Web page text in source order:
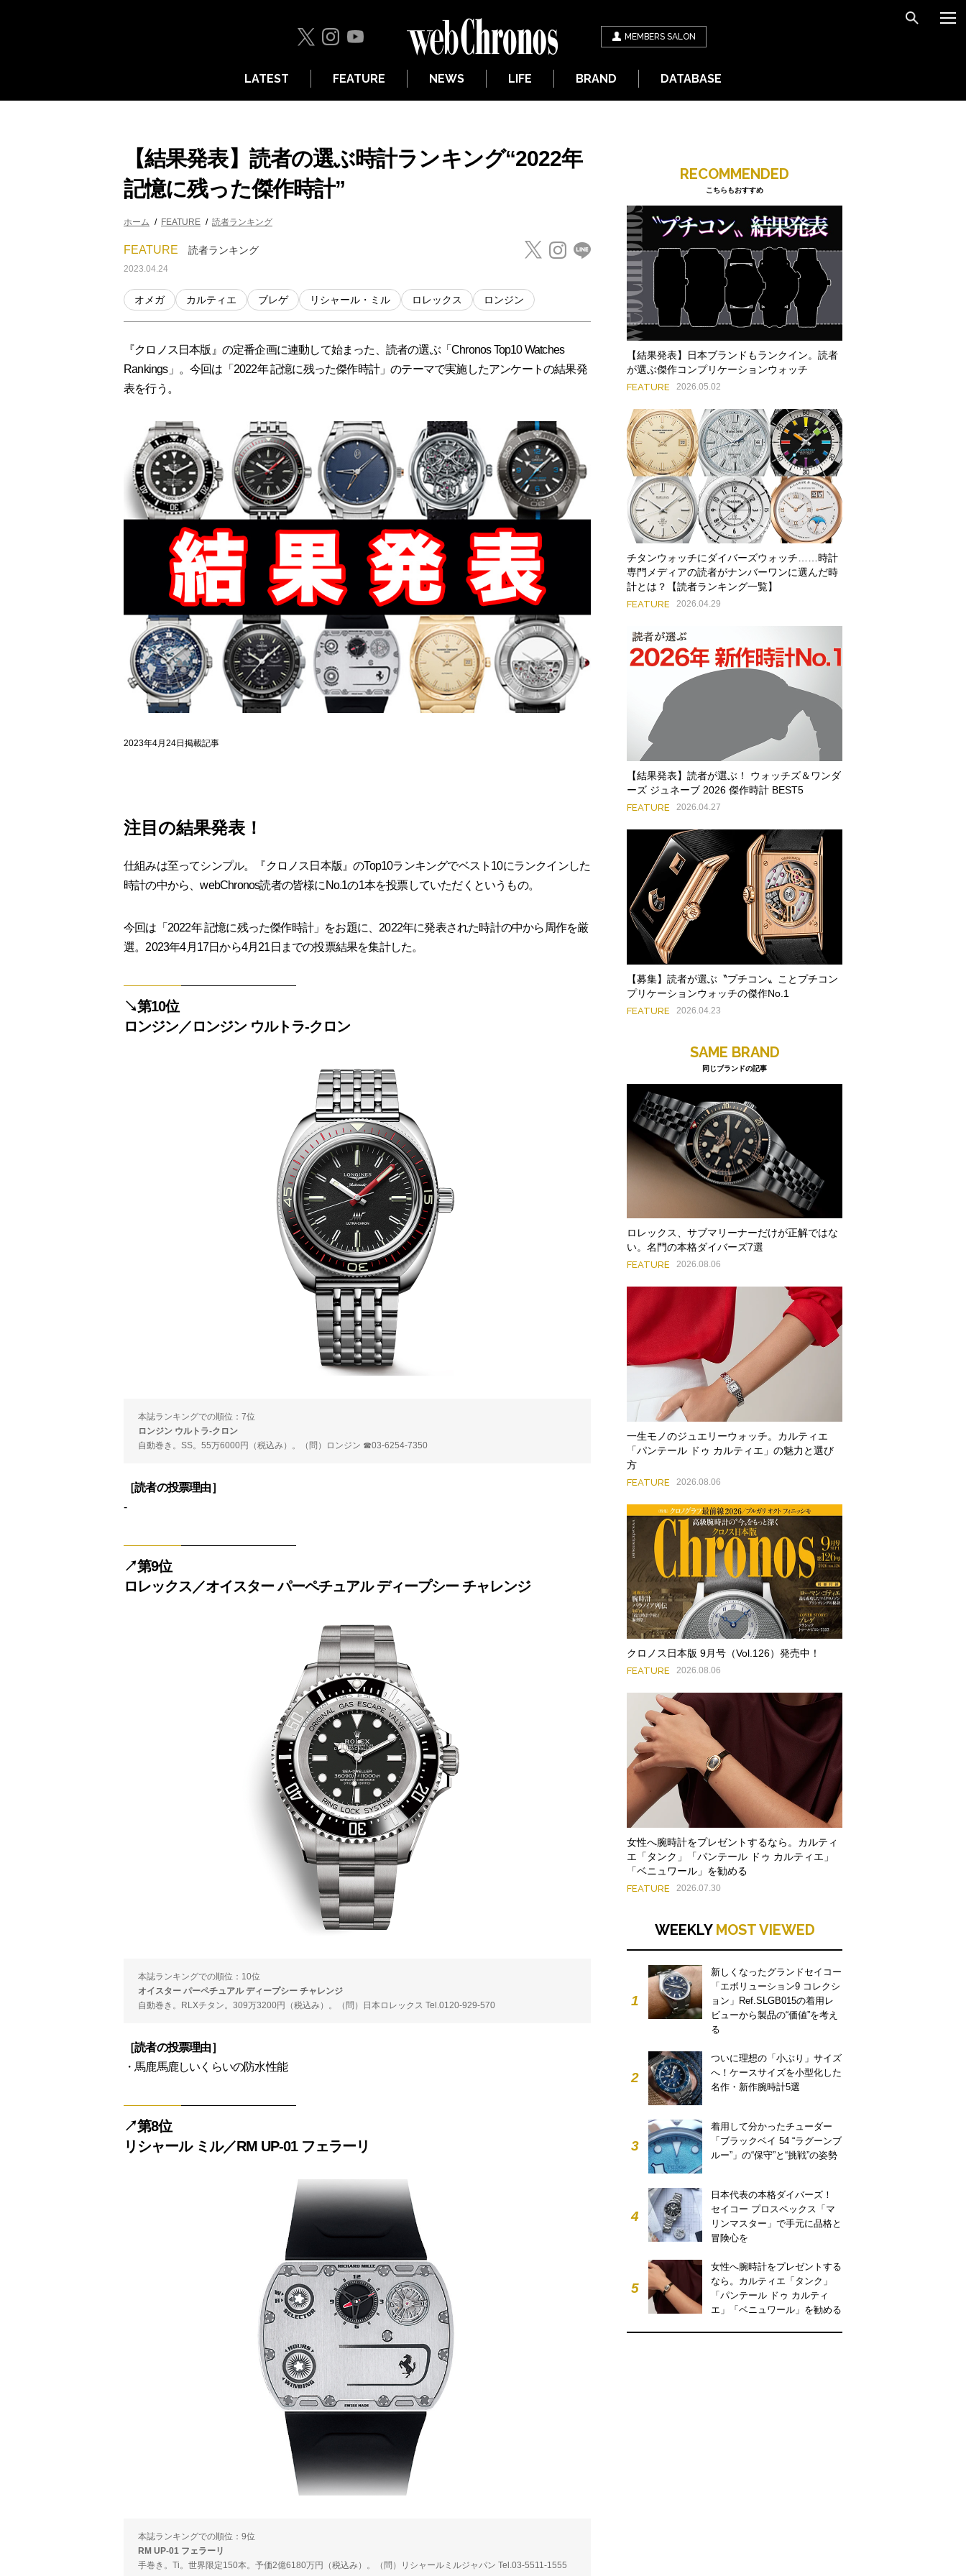
MEMBERS SALON
LATEST FEATURE NEWS LIFE BRAND DATABASE
【結果発表】読者の選ぶ時計ランキング“2022年
記憶に残った傑作時計”
ホーム FEATURE 読者ランキング
FEATURE 読者ランキング
2023.04.24
オメガ カルティエ ブレゲ リシャール・ミル ロレックス ロンジン
『クロノス日本版』の定番企画に連動して始まった、読者の選ぶ「Chronos Top10 Watches
Rankings」。今回は「2022年 記憶に残った傑作時計」のテーマで実施したアンケートの結果発
表を行う。
2023年4月24日掲載記事
注目の結果発表！
仕組みは至ってシンプル。『クロノス日本版』のTop10ランキングでベスト10にランクインした
時計の中から、webChronos読者の皆様にNo.1の1本を投票していただくというもの。
今回は「2022年 記憶に残った傑作時計」をお題に、2022年に発表された時計の中から周作を厳
選。2023年4月17日から4月21日までの投票結果を集計した。
↘︎第10位
ロンジン／ロンジン ウルトラ‐クロン
本誌ランキングでの順位：7位
ロンジン ウルトラ-クロン
自動巻き。SS。55万6000円（税込み）。（問）ロンジン ☎03-6254-7350
［読者の投票理由］
-
↗︎第9位
ロレックス／オイスター パーペチュアル ディープシー チャレンジ
本誌ランキングでの順位：10位
オイスター パーペチュアル ディープシー チャレンジ
自動巻き。RLXチタン。309万3200円（税込み）。（問）日本ロレックス Tel.0120-929-570
［読者の投票理由］
・馬鹿馬鹿しいくらいの防水性能
↗︎第8位
リシャール ミル／RM UP-01 フェラーリ
本誌ランキングでの順位：9位
RM UP-01 フェラーリ
手巻き。Ti。世界限定150本。予価2億6180万円（税込み）。（問）リシャールミルジャパン Tel.03-5511-1555
RECOMMENDED
こちらもおすすめ
【結果発表】日本ブランドもランクイン。読者
が選ぶ傑作コンプリケーションウォッチ
FEATURE 2026.05.02
チタンウォッチにダイバーズウォッチ……時計
専門メディアの読者がナンバーワンに選んだ時
計とは？【読者ランキング一覧】
FEATURE 2026.04.29
【結果発表】読者が選ぶ！ ウォッチズ＆ワンダ
ーズ ジュネーブ 2026 傑作時計 BEST5
FEATURE 2026.04.27
【募集】読者が選ぶ〝プチコン〟ことプチコン
プリケーションウォッチの傑作No.1
FEATURE 2026.04.23
SAME BRAND
同じブランドの記事
ロレックス、サブマリーナーだけが正解ではな
い。名門の本格ダイバーズ7選
FEATURE 2026.08.06
一生モノのジュエリーウォッチ。カルティエ
「パンテール ドゥ カルティエ」の魅力と選び
方
FEATURE 2026.08.06
クロノス日本版 9月号（Vol.126）発売中！
FEATURE 2026.08.06
女性へ腕時計をプレゼントするなら。カルティ
エ「タンク」「パンテール ドゥ カルティエ」
「ベニュワール」を勧める
FEATURE 2026.07.30
WEEKLY MOST VIEWED
1
新しくなったグランドセイコー
「エボリューション9 コレクシ
ョン」Ref.SLGB015の着用レ
ビューから製品の“価値”を考え
る
2
ついに理想の「小ぶり」サイズ
へ！ケースサイズを小型化した
名作・新作腕時計5選
3
着用して分かったチューダー
「ブラックベイ 54 “ラグーンブ
ルー”」の“保守”と“挑戦”の姿勢
4
日本代表の本格ダイバーズ！
セイコー プロスペックス「マ
リンマスター」で手元に品格と
冒険心を
5
女性へ腕時計をプレゼントする
なら。カルティエ「タンク」
「パンテール ドゥ カルティ
エ」「ベニュワール」を勧める